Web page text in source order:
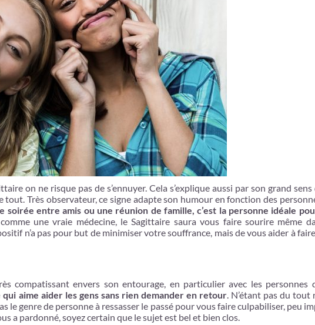
on ne risque pas de s’ennuyer. Cela s’explique aussi par son grand sens
tout. Très observateur, ce signe adapte son humour en fonction des
soirée entre amis ou une réunion de famille, c’est la personne idéale
une vraie médecine, le Sagittaire saura vous faire sourire même
n’a pas pour but de minimiser votre souffrance, mais de vous aider à
compatissant envers son entourage, en particulier avec les personnes
qui aime aider les gens sans rien demander en retour. N’étant pas du tout
le genre de personne à ressasser le passé pour vous faire culpabiliser, peu
a pardonné, soyez certain que le sujet est bel et bien clos.